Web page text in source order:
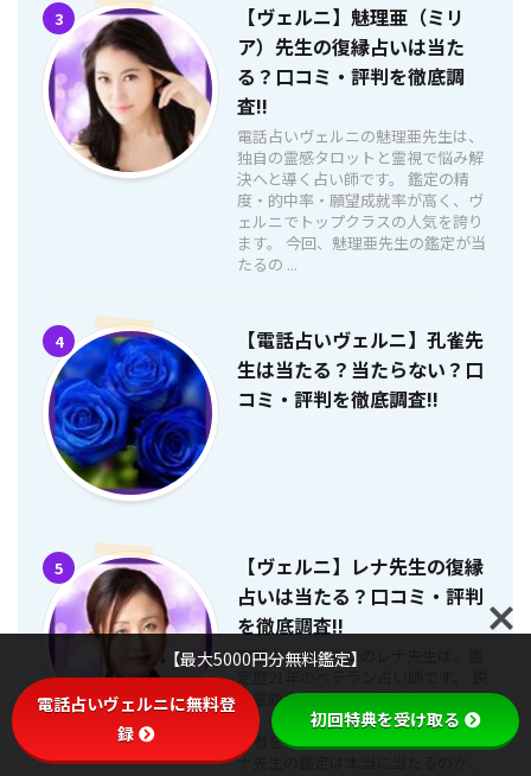
3
【ヴェルニ】魅理亜（ミリ
ア）先生の復縁占いは当た
る？口コミ・評判を徹底調
査!!
電話占いヴェルニの魅理亜先生は、
独自の霊感タロットと霊視で悩み解
決へと導く占い師です。 鑑定の精
度・的中率・願望成就率が高く、ヴ
ェルニでトップクラスの人気を誇り
ます。 今回、魅理亜先生の鑑定が当
たるの ...
4
【電話占いヴェルニ】孔雀先
生は当たる？当たらない？口
コミ・評判を徹底調査!!
5
【ヴェルニ】レナ先生の復縁
占いは当たる？口コミ・評判
を徹底調査!!
電話占いヴェルニのレナ先生は、鑑
い霊能力とタロット鑑定をベース
に、これまで多くの悩みを抱える相
談者を幸せへと導いて来ました。 レ
ナ先生の鑑定は本当に当たるのか、
【最大5000円分無料鑑定】
電話占いヴェルニに無料登
録
初回特典を受け取る